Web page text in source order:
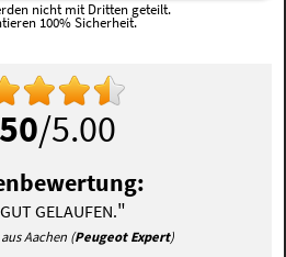
nicht mit Dritten geteilt.
100% Sicherheit.
/5.00
GELAUFEN."
Aachen (Peugeot Expert)